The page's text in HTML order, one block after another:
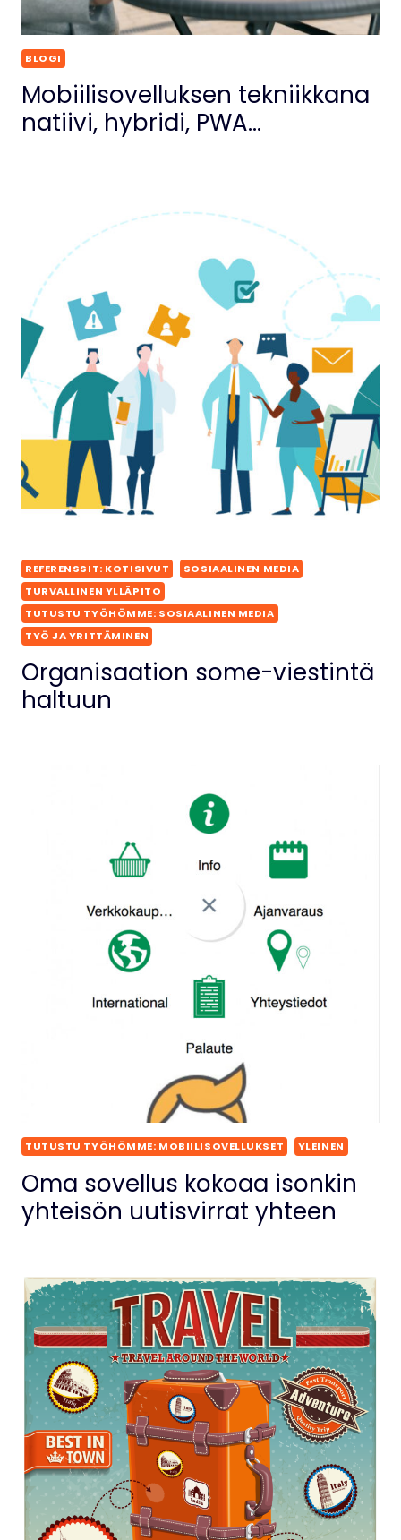
BLOGI
Mobiilisovelluksen tekniikkana
natiivi, hybridi, PWA…
REFERENSSIT: KOTISIVUT
SOSIAALINEN MEDIA
TURVALLINEN YLLÄPITO
TUTUSTU TYÖHÖMME: SOSIAALINEN MEDIA
TYÖ JA YRITTÄMINEN
Organisaation some-viestintä
haltuun
TUTUSTU TYÖHÖMME: MOBIILISOVELLUKSET YLEINEN
Oma sovellus kokoaa isonkin
yhteisön uutisvirrat yhteen